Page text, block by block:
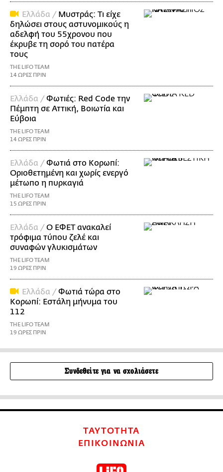
Ελλάδα / Μυστράς: Τι είχε
δηλώσει στους αστυνομικούς η
αδελφή του 55χρονου που
έκρυβε τη σορό του πατέρα
τους
THE LIFO TEAM
14 ΩΡΕΣ ΠΡΙΝ
Ελλάδα /Φωτιές: Red Code την
Πέμπτη σε Αττική, Βοιωτία και
Εύβοια
THE LIFO TEAM
14 ΩΡΕΣ ΠΡΙΝ
Ελλάδα /Φωτιά στο Κορωπί:
Οριοθετημένη και χωρίς ενεργό
μέτωπο η πυρκαγιά
THE LIFO TEAM
15 ΩΡΕΣ ΠΡΙΝ
Ελλάδα /Ο ΕΦΕΤ ανακαλεί
τρόφιμα τύπου ζελέ και
συναφών γλυκισμάτων
THE LIFO TEAM
19 ΩΡΕΣ ΠΡΙΝ
Ελλάδα /Φωτιά τώρα στο
Κορωπί: Εστάλη μήνυμα του
112
THE LIFO TEAM
19 ΩΡΕΣ ΠΡΙΝ
Συνδεθείτε για να σχολιάσετε
ΤΑΥΤΟΤΗΤΑ
ΕΠΙΚΟΙΝΩΝΙΑ